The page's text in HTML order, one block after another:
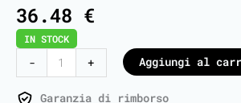
Valutato
5.00 su 5
su base
di
20
recensioni
36.48 €
IN STOCK
-
Oil
-
+ Aggiungi al
Garanzia di rimborso